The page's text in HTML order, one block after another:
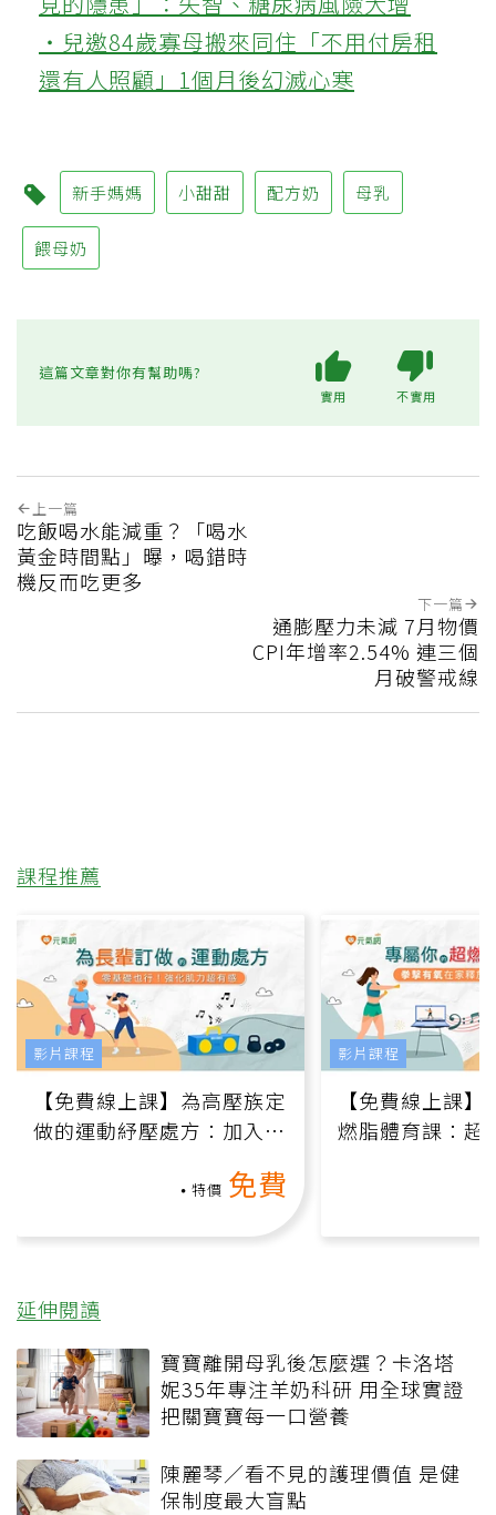
‧兒邀84歲寡母搬來同住「不用付房租
還有人照顧」1個月後幻滅心寒
新手媽媽 小甜甜 配方奶 母乳
餵母奶
這篇文章對你有幫助嗎?
實用 不實用
上一篇
吃飯喝水能減重？「喝水
黃金時間點」曝，喝錯時
機反而吃更多
下一篇
通膨壓力未減 7月物價
CPI年增率2.54% 連三個
月破警戒線
課程推薦
【免費線上課】為高壓族定
做的運動紓壓處方：加入行
特價 免費
影片課程
【免費線上課
燃脂體育課：超
影片課程
延伸閱讀
寶寶離開母乳後怎麼選？卡洛塔
妮35年專注羊奶科研 用全球實證
把關寶寶每一口營養
陳麗琴／看不見的護理價值 是健
保制度最大盲點